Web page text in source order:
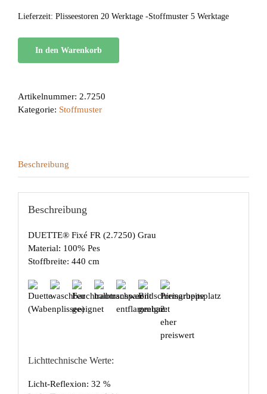
Lieferzeit: Plisseestoren 20 Werktage -Stoffmuster 5 Werktage
In den Warenkorb
Artikelnummer: 2.7250
Kategorie: Stoffmuster
Beschreibung
Beschreibung
DUETTE® Fixé FR (2.7250) Grau
Material: 100% Pes
Stoffbreite: 440 cm
Lichttechnische Werte:
Licht-Reflexion: 32 %